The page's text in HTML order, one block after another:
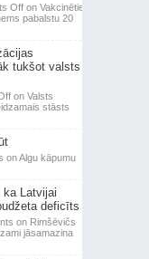
Offon Vakcinētie
pabalstu 20
tukšot valsts
on Valsts
stāsts
on Algu kāpumu
ka Latvijai
deficīts
on Rimšēvičs
jāsamazina